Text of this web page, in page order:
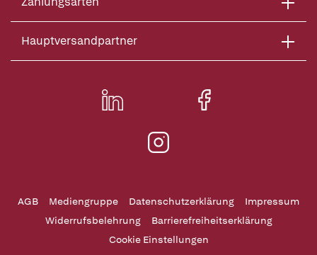
Hauptversandpartner
AGB Mediengruppe Datenschutzerklärung
Impressum
Widerrufsbelehrung
Barrierefreiheitserklärung
Cookie Einstellungen